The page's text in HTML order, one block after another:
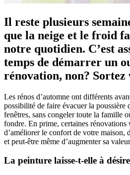
Il reste plusieurs
que la neige et le froid
notre quotidien. C’est
temps de démarrer un
rénovation, non? Sortez
Les rénos d’automne ont différents
possibilité de faire évacuer la poussière
fenêtres, sans congeler toute la famille
fondre. En prime, certaines rénovations
d’améliorer le confort de votre maison,
et peut-être même d’augmenter sa
La peinture laisse-t-elle à